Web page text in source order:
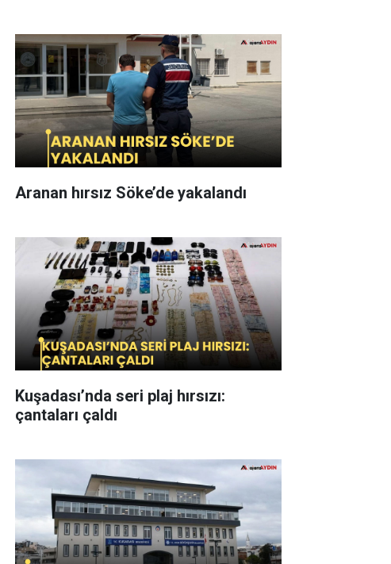
Aranan hırsız Söke’de yakalandı
Kuşadası’nda seri plaj hırsızı:
çantaları çaldı